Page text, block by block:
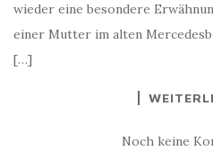
wieder eine besondere
einer Mutter im alten
[…]
Noch keine